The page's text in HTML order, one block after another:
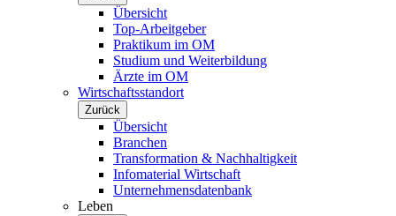
Übersicht
Top-Arbeitgeber
Praktikum im OM
Studium und Weiterbildung
Ärzte im OM
Wirtschaftsstandort
Zurück
Übersicht
Branchen
Transformation & Nachhaltigkeit
Infomaterial Wirtschaft
Unternehmensdatenbank
Leben